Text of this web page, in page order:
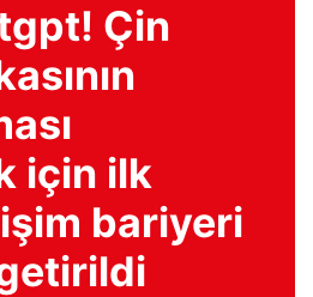
Çin
için ilk
bariyeri